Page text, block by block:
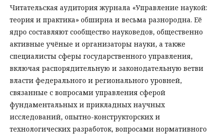
Читательская аудитория журнала «Управление наукой:
теория и практика» обширна и весьма разнородна. Её
ядро составляют сообщество науковедов, общественно
активные учёные и организаторы науки, а также
специалисты сферы государственного управления,
включая распорядительную и законодательную ветви
власти федерального и регионального уровней,
связанные с вопросами управления сферой
фундаментальных и прикладных научных
исследований, опытно-конструкторских и
технологических разработок, вопросами нормативного